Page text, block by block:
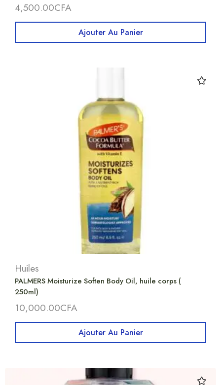
4,500.00CFA
Ajouter Au Panier
Huiles
PALMERS Moisturize Soften Body Oil, huile corps (
250ml)
10,000.00CFA
Ajouter Au Panier